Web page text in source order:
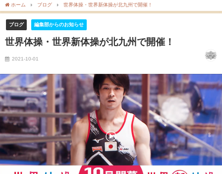
ホーム ブログ 世界体操・世界新体操が北九州で開催！
ブログ 編集部からのお知らせ
世界体操・世界新体操が北九州で開催！
2021-10-01